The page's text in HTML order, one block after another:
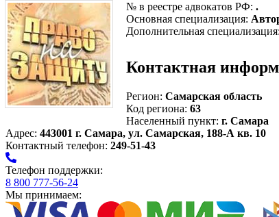
№ в реестре адвокатов РФ: .
Основная специализация:
Дополнительная специализация:
Контактная
Регион: Самарская область
Код региона: 63
Населенный пункт: г. Самара
Адрес: 443001 г. Самара, ул. Самарская, 188-А кв. 10
Контактный телефон: 249-51-43
Телефон поддержки:
8 800 777-56-24
Мы принимаем: